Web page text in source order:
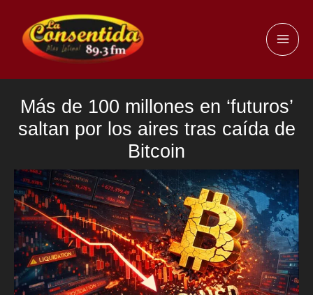
contenido
Más de 100 millones en ‘futuros’
saltan por los aires tras caída de
Bitcoin